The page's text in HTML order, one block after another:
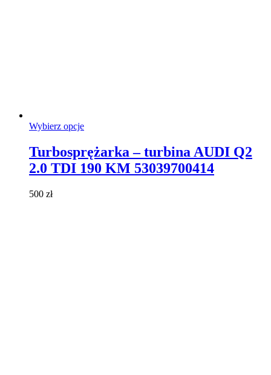
Wybierz opcjeTen
wiele
wariantów.
Turbosprężarka – turbina AUDI Q2
2.0 TDI 190 KM 53039700414
500 zł